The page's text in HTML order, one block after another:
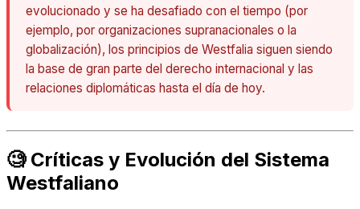
evolucionado y se ha desafiado con el tiempo (por
ejemplo, por organizaciones supranacionales o la
globalización), los principios de Westfalia siguen siendo
la base de gran parte del derecho internacional y las
relaciones diplomáticas hasta el día de hoy.
🧐 Críticas y Evolución del Sistema
Westfaliano